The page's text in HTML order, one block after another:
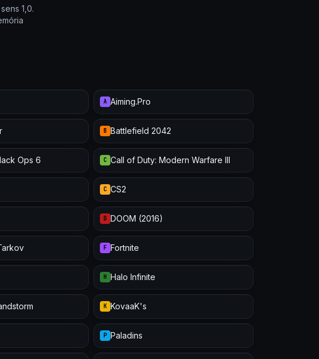
1,0.
A Aiming.Pro
B Battlefield 2042
Ops 6 C Call of Duty: Modern Warfare III
C CS2
D DOOM (2016)
F Fortnite
H Halo Infinite
K KovaaK's
P Paladins